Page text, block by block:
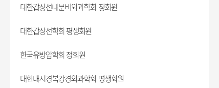
대한갑상선내분비외과학회 정회원
대한갑상선학회 평생회원
한국유방암학회 정회원
대한내시경복강경외과학회 평생회원